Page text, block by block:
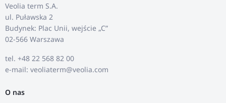
Veolia term S.A.
ul. Puławska 2
Budynek: Plac Unii, wejście „C”
02-566 Warszawa
tel. +48 22 568 82 00
e-mail: veoliaterm@veolia.com
O nas